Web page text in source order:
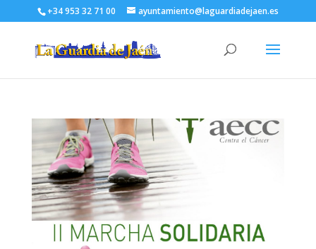
+34 953 32 71 00 ayuntamiento@laguardiadejaen.es